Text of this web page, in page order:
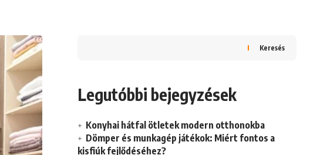
Keresés
Legutóbbi bejegyzések
Konyhai hátfal ötletek modern otthonokba
Dömper és munkagép játékok: Miért fontos a
kisfiúk fejlődéséhez?